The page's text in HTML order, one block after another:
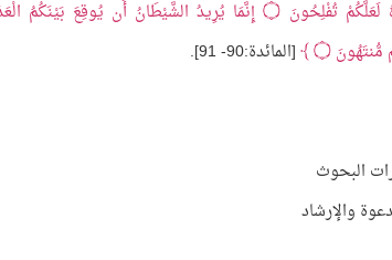
تُفْلِحُونَ ۝ إِنَّمَا يُرِيدُ الشَّيْطَانُ أَن يُوقِعَ بَيْنَكُمُ
مُّنتَهُونَ
[المائدة:90- 91].
البحوث
والإرشاد